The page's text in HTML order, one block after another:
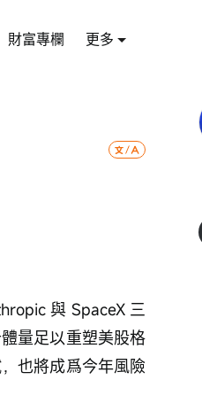
財富專欄 更多
與 SpaceX 三
量足以重塑美股格
也將成爲今年風險